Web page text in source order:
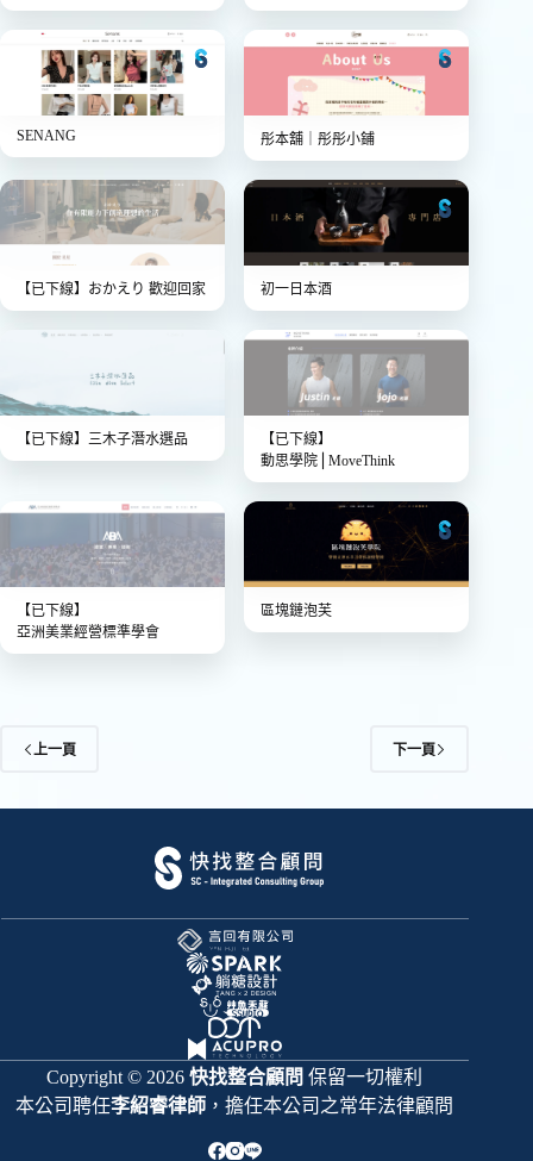
SENANG 彤本舖｜彤彤小鋪
【已下線】 おかえり 歡迎回家 初一日本酒
【已下線】 三木子潛水選品
【已下線】
動思學院⎪MoveThink
【已下線】
亞洲美業經營標準學會
區塊鏈泡芙
上一頁 下一頁
Copyright © 2026快找整合顧問 保留一切權利
本公司聘任李紹睿律師 ，擔任本公司之常年法律顧問